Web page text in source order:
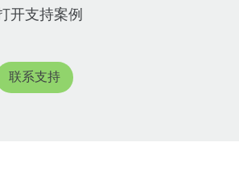
开支持案例
联系支持